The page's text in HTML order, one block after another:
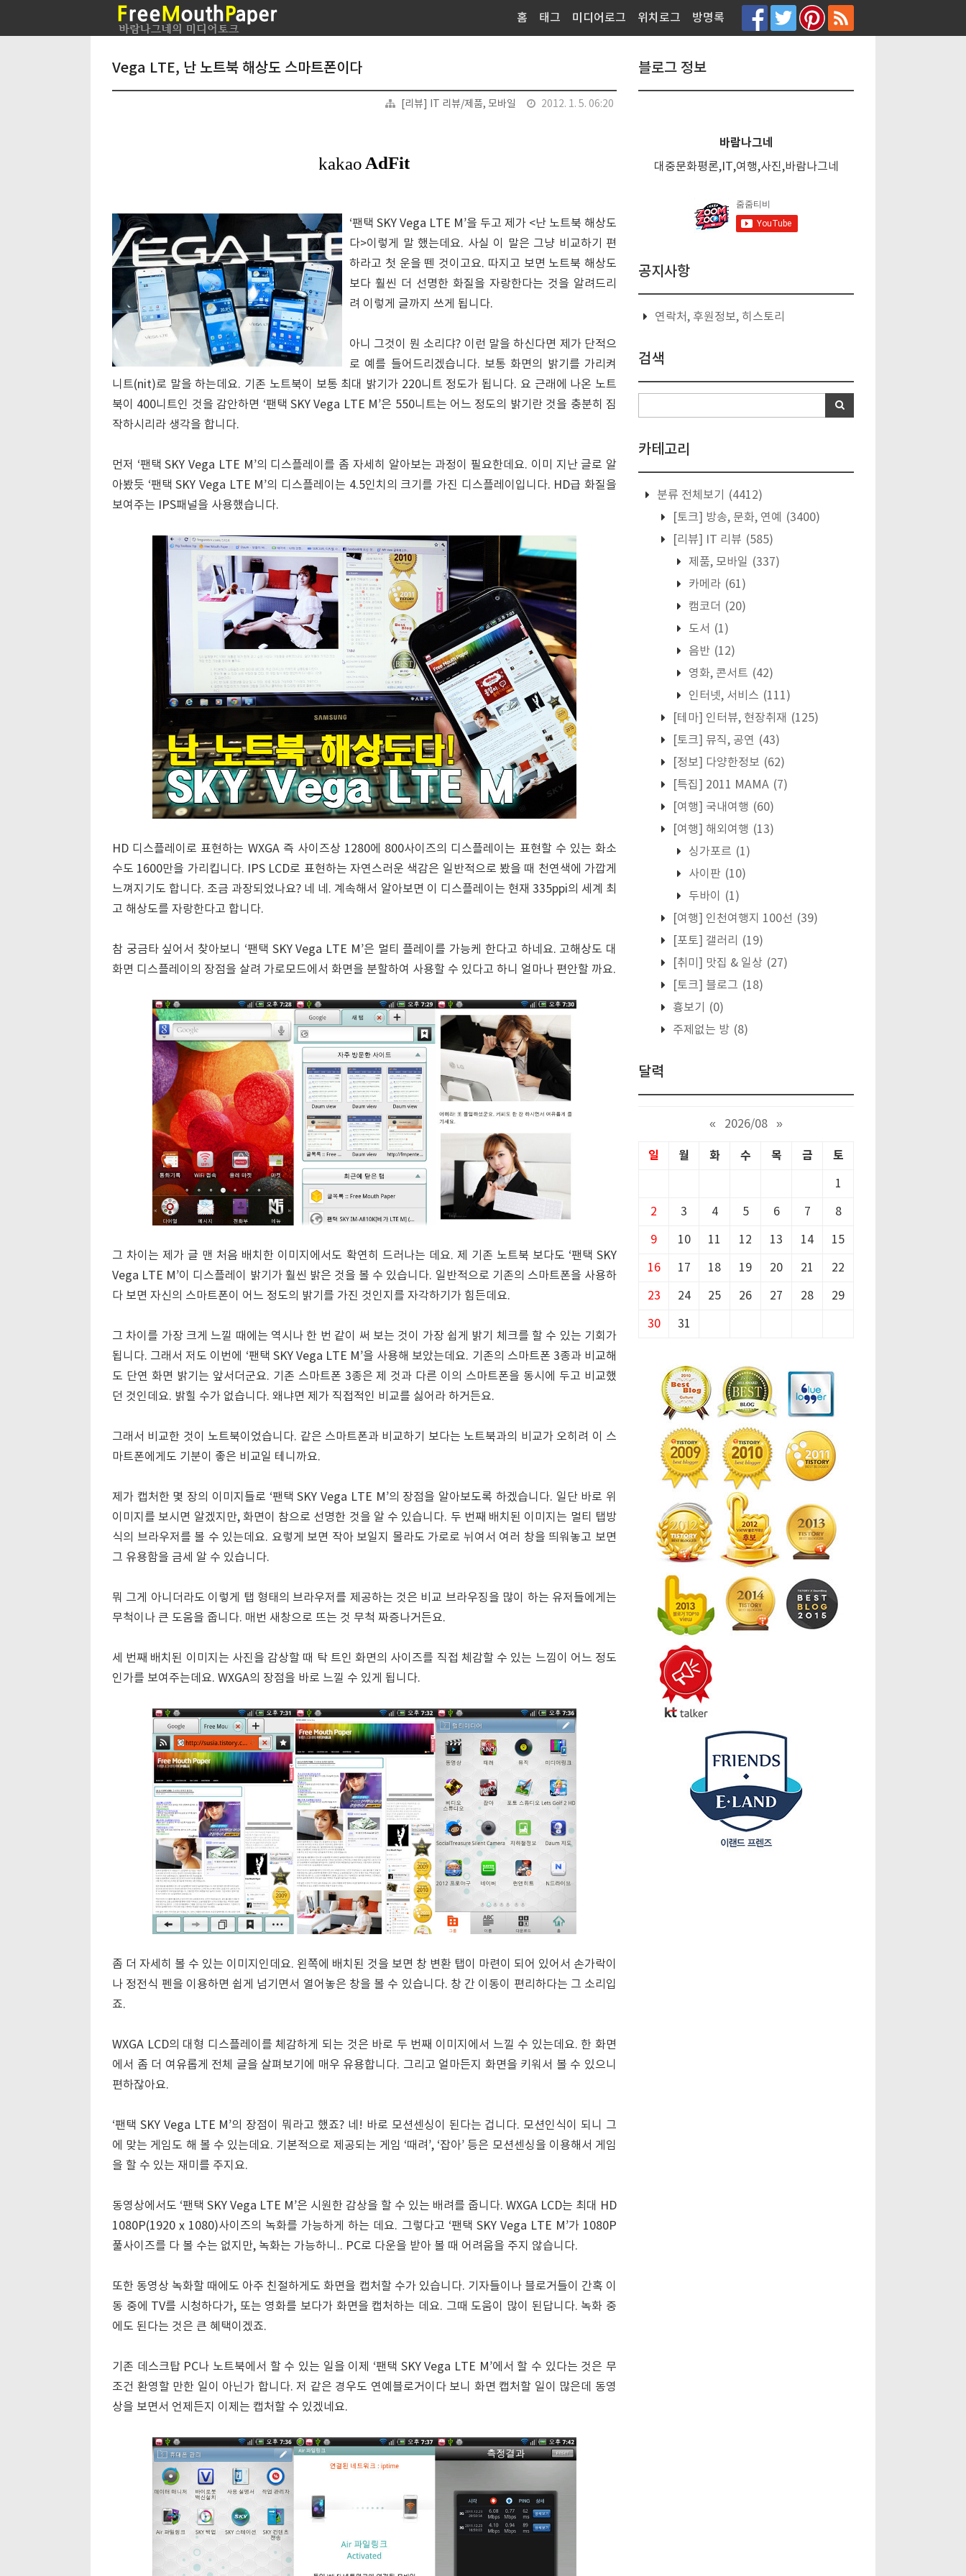
홈 태그 미디어로그 위치로그 방명록
Vega LTE, 난 노트북 해상도 스마트폰이다
[리뷰] IT 리뷰/제품, 모바일 2012. 1. 5. 06:20
‘팬택 SKY Vega LTE M’을 두고 제가 <난 노트북 해상도
다>이렇게 말 했는데요. 사실 이 말은 그냥 비교하기 편
하라고 첫 운을 뗀 것이고요. 따지고 보면 노트북 해상도
보다 훨씬 더 선명한 화질을 자랑한다는 것을 알려드리
려 이렇게 글까지 쓰게 됩니다.
아니 그것이 뭔 소리댜? 이런 말을 하신다면 제가 단적으
로 예를 들어드리겠습니다. 보통 화면의 밝기를 가리켜
니트(nit)로 말을 하는데요. 기존 노트북이 보통 최대 밝기가 220니트 정도가 됩니다. 요 근래에 나온 노트
북이 400니트인 것을 감안하면 ‘팬택 SKY Vega LTE M’은 550니트는 어느 정도의 밝기란 것을 충분히 짐
작하시리라 생각을 합니다.
먼저 ‘팬택 SKY Vega LTE M’의 디스플레이를 좀 자세히 알아보는 과정이 필요한데요. 이미 지난 글로 알
아봤듯 ‘팬택 SKY Vega LTE M’의 디스플레이는 4.5인치의 크기를 가진 디스플레이입니다. HD급 화질을
보여주는 IPS패널을 사용했습니다.
HD 디스플레이로 표현하는 WXGA 즉 사이즈상 1280에 800사이즈의 디스플레이는 표현할 수 있는 화소
수도 1600만을 가리킵니다. IPS LCD로 표현하는 자연스러운 색감은 일반적으로 봤을 때 천연색에 가깝게
느껴지기도 합니다. 조금 과장되었나요? 네 네. 계속해서 알아보면 이 디스플레이는 현재 335ppi의 세계 최
고 해상도를 자랑한다고 합니다.
참 궁금타 싶어서 찾아보니 ‘팬택 SKY Vega LTE M’은 멀티 플레이를 가능케 한다고 하네요. 고해상도 대
화면 디스플레이의 장점을 살려 가로모드에서 화면을 분할하여 사용할 수 있다고 하니 얼마나 편안할 까요.
그 차이는 제가 글 맨 처음 배치한 이미지에서도 확연히 드러나는 데요. 제 기존 노트북 보다도 ‘팬택 SKY
Vega LTE M’이 디스플레이 밝기가 훨씬 밝은 것을 볼 수 있습니다. 일반적으로 기존의 스마트폰을 사용하
다 보면 자신의 스마트폰이 어느 정도의 밝기를 가진 것인지를 자각하기가 힘든데요.
그 차이를 가장 크게 느낄 때에는 역시나 한 번 같이 써 보는 것이 가장 쉽게 밝기 체크를 할 수 있는 기회가
됩니다. 그래서 저도 이번에 ‘팬택 SKY Vega LTE M’을 사용해 보았는데요. 기존의 스마트폰 3종과 비교해
도 단연 화면 밝기는 앞서더군요. 기존 스마트폰 3종은 제 것과 다른 이의 스마트폰을 동시에 두고 비교했
던 것인데요. 밝힐 수가 없습니다. 왜냐면 제가 직접적인 비교를 싫어라 하거든요.
그래서 비교한 것이 노트북이었습니다. 같은 스마트폰과 비교하기 보다는 노트북과의 비교가 오히려 이 스
마트폰에게도 기분이 좋은 비교일 테니까요.
제가 캡처한 몇 장의 이미지들로 ‘팬택 SKY Vega LTE M’의 장점을 알아보도록 하겠습니다. 일단 바로 위
이미지를 보시면 알겠지만, 화면이 참으로 선명한 것을 알 수 있습니다. 두 번째 배치된 이미지는 멀티 탭방
식의 브라우저를 볼 수 있는데요. 요렇게 보면 작아 보일지 몰라도 가로로 뉘여서 여러 창을 띄워놓고 보면
그 유용함을 금세 알 수 있습니다.
뭐 그게 아니더라도 이렇게 탭 형태의 브라우저를 제공하는 것은 비교 브라우징을 많이 하는 유저들에게는
무척이나 큰 도움을 줍니다. 매번 새창으로 뜨는 것 무척 짜증나거든요.
세 번째 배치된 이미지는 사진을 감상할 때 탁 트인 화면의 사이즈를 직접 체감할 수 있는 느낌이 어느 정도
인가를 보여주는데요. WXGA의 장점을 바로 느낄 수 있게 됩니다.
좀 더 자세히 볼 수 있는 이미지인데요. 왼쪽에 배치된 것을 보면 창 변환 탭이 마련이 되어 있어서 손가락이
나 정전식 펜을 이용하면 쉽게 넘기면서 열어놓은 창을 볼 수 있습니다. 창 간 이동이 편리하다는 그 소리입
죠.
WXGA LCD의 대형 디스플레이를 체감하게 되는 것은 바로 두 번째 이미지에서 느낄 수 있는데요. 한 화면
에서 좀 더 여유롭게 전체 글을 살펴보기에 매우 유용합니다. 그리고 얼마든지 화면을 키워서 볼 수 있으니
편하잖아요.
‘팬택 SKY Vega LTE M’의 장점이 뭐라고 했죠? 네! 바로 모션센싱이 된다는 겁니다. 모션인식이 되니 그
에 맞는 게임도 해 볼 수 있는데요. 기본적으로 제공되는 게임 ‘때려’, ‘잡아’ 등은 모션센싱을 이용해서 게임
을 할 수 있는 재미를 주지요.
동영상에서도 ‘팬택 SKY Vega LTE M’은 시원한 감상을 할 수 있는 배려를 줍니다. WXGA LCD는 최대 HD
1080P(1920ⅹ1080)사이즈의 녹화를 가능하게 하는 데요. 그렇다고 ‘팬택 SKY Vega LTE M’가 1080P
풀사이즈를 다 볼 수는 없지만, 녹화는 가능하니.. PC로 다운을 받아 볼 때 어려움을 주지 않습니다.
또한 동영상 녹화할 때에도 아주 친절하게도 화면을 캡처할 수가 있습니다. 기자들이나 블로거들이 간혹 이
동 중에 TV를 시청하다가, 또는 영화를 보다가 화면을 캡처하는 데요. 그때 도움이 많이 된답니다. 녹화 중
에도 된다는 것은 큰 혜택이겠죠.
기존 데스크탑 PC나 노트북에서 할 수 있는 일을 이제 ‘팬택 SKY Vega LTE M’에서 할 수 있다는 것은 무
조건 환영할 만한 일이 아닌가 합니다. 저 같은 경우도 연예블로거이다 보니 화면 캡처할 일이 많은데 동영
상을 보면서 언제든지 이제는 캡처할 수 있겠네요.
블로그 정보
바람나그네
대중문화평론,IT,여행,사진,바람나그네
공지사항
연락처, 후원정보, 히스토리
검색
카테고리
분류 전체보기
(4412)
[토크] 방송, 문화, 연예
(3400)
[리뷰] IT 리뷰 (585)
제품, 모바일 (337)
카메라 (61)
캠코더 (20)
도서 (1)
음반 (12)
영화, 콘서트 (42)
인터넷, 서비스 (111)
[테마] 인터뷰, 현장취재 (125)
[토크] 뮤직, 공연 (43)
[정보] 다양한정보 (62)
[특집] 2011 MAMA (7)
[여행] 국내여행 (60)
[여행] 해외여행 (13)
싱가포르 (1)
사이판 (10)
두바이
(1)
[여행] 인천여행지 100선 (39)
[포토] 갤러리
(19)
[취미] 맛집 & 일상 (27)
[토크] 블로그 (18)
흉보기
(0)
주제없는 방 (8)
달력
« 2026/08 »
일 월 화 수 목 금 토
1
2 3 4 5 6 7 8
9 10 11 12 13 14 15
16 17 18 19 20 21 22
23 24 25 26 27 28 29
30 31